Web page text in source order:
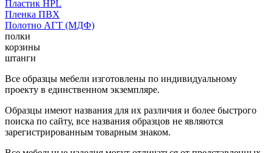
Пластик HPL
Пленка ПВХ
Полотно АГТ (МДФ)
полки
корзины
штанги
Все образцы мебели изготовлены по индивидуальному
проекту в единственном экземпляре.
Образцы имеют названия для их различия и более быстрого
поиска по сайту, все названия образцов не являются
зарегистрированным товарным знаком.